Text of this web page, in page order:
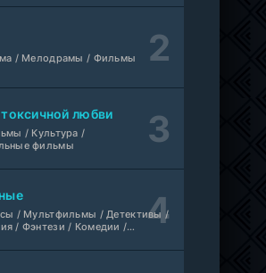
/ Мелодрамы / Фильмы
любви
/ Культура /
фильмы
/ Мультфильмы / Детективы /
/ Фэнтези / Комедии /